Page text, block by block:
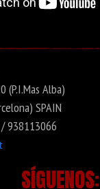
(P.I.Mas Alba)
SPAIN
938113066
SÍGUENOS: